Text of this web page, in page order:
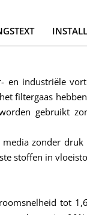
en industriële
filtergaas
gebruikt
zonder
stoffen in
tot